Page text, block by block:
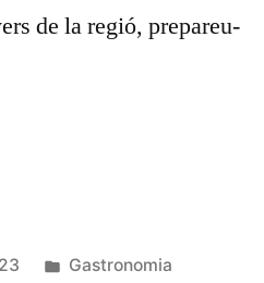
de la regió, prepareu-
Gastronomia